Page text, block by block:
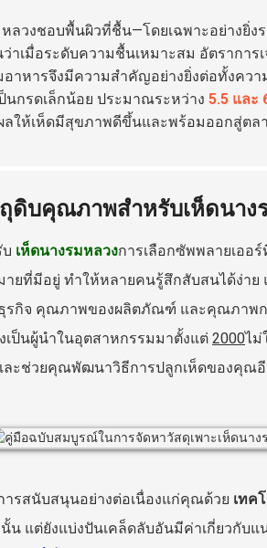
หลวงชอบพื้นผิวที่ชื้น—โดยเฉพาะอย่างยิ่ง
าเมื่อระดับความชื้นเหมาะสม อัตรากา
อาหารจึงมีความสำคัญอย่างยิ่งต่อทั้งคว
นกรดเล็กน้อย ประมาณระหว่าง 5.5 และ
ลให้เห็ดมีสุขภาพดีขึ้นและพร้อมออกสู่ตล
ดิบคุณภาพสำหรับเห็ดนา
เห็ดนางรมหลวงการเลือกซัพพลายเออ
ายที่มีอยู่ ทำให้หลายคนรู้สึกสับสนได้ง่าย
ธุรกิจ คุณภาพของผลิตภัณฑ์ และคุณภาพ
เป็นผู้นำในอุตสาหกรรมมาตั้งแต่ 2000ไม่
ะช่วยคุณพัฒนาวิธีการปลูกเห็ดของคุณอี
ารสนับสนุนอย่างต่อเนื่องแก่คุณด้วย เทค
น แต่ยังแบ่งปันเคล็ดลับอันมีค่าเกี่ยวกับ